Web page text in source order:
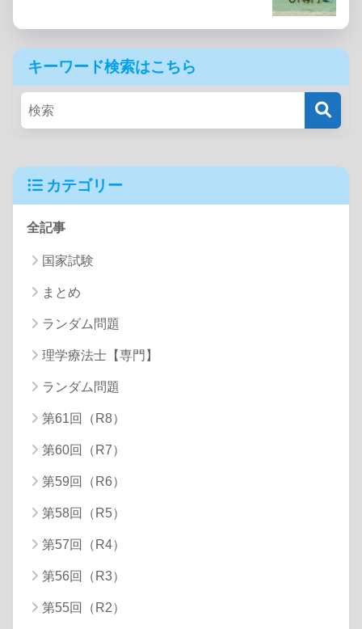
キーワード検索はこちら
カテゴリー
全記事
国家試験
まとめ
ランダム問題
理学療法士【専門】
ランダム問題
第61回（R8）
第60回（R7）
第59回（R6）
第58回（R5）
第57回（R4）
第56回（R3）
第55回（R2）